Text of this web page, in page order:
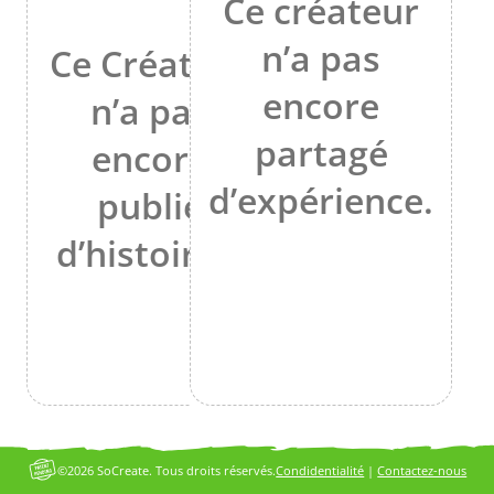
Ce Créateur
n’a pas
encore
publié
d’histoires.
Ce créateur
n’a pas
encore
partagé
d’expérience.
Condidentialité |Contactez-nous
©2026 SoCreate. Tous droits réservés.